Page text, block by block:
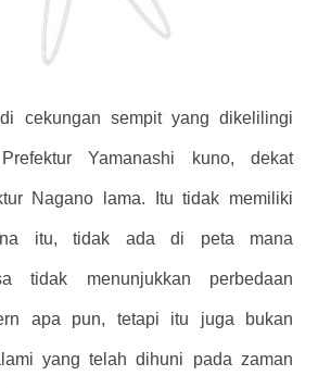
cekungan sempit yang dikelilingi
Yamanashi kuno, dekat
Nagano lama. Itu tidak memiliki
itu, tidak ada di peta mana
tidak menunjukkan perbedaan
apa pun, tetapi itu juga bukan
yang telah dihuni pada zaman